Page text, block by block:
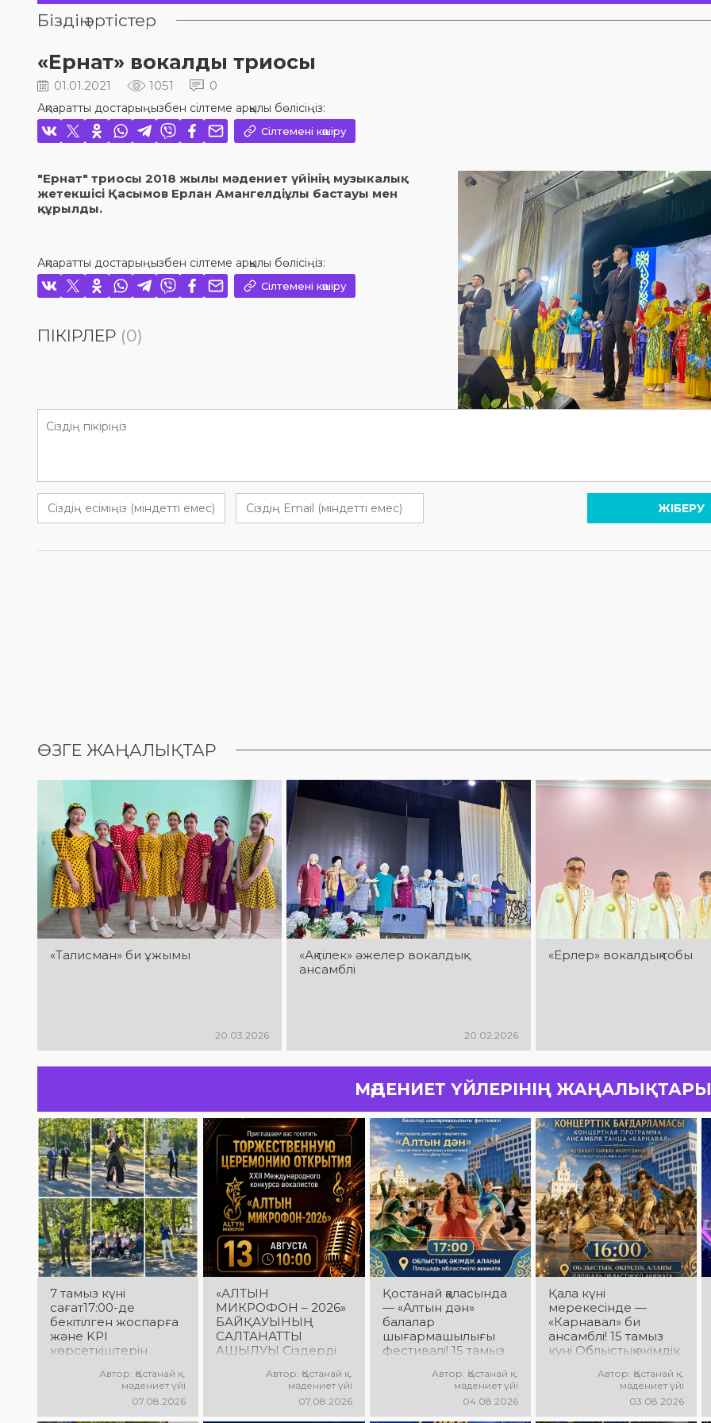
Біздің әртістер
«Ернат» вокалды триосы
01.01.2021 1051 0
Ақпаратты достарыңызбен сілтеме арқылы бөлісіңіз:
Сілтемені көшіру
"Ернат" триосы 2018 жылы мәдениет үйінің музыкалық
жетекшісі Қасымов Ерлан Амангелдіұлы бастауы мен
құрылды.
Ақпаратты достарыңызбен сілтеме арқылы бөлісіңіз:
Сілтемені көшіру
ПІКІРЛЕР (0)
ЖІБЕРУ
ӨЗГЕ ЖАҢАЛЫҚТАР
«Талисман» би ұжымы
20.03.2026
«Ақ тілек» әжелер вокалдық
ансамблі
20.02.2026
«Ерлер» вокалдық тобы
МӘДЕНИЕТ ҮЙЛЕРІНІҢ ЖАҢАЛЫҚТАРЫ
7 тамыз күні
сағат17:00-де
бекітілген жоспарға
және KPI
көрсеткіштерін
«Таза Қазақстан»
экологиялық
акциясына арналған
Автор: Қостанай қ.
мәдениет үйі
07.08.2026
«АЛТЫН
МИКРОФОН – 2026»
БАЙҚАУЫНЫҢ
САЛТАНАТТЫ
АШЫЛУЫ Сіздерді
«Алтын микрофон –
2026» XXII халықаралық
Автор: Қостанай қ.
мәдениет үйі
07.08.2026
Қостанай қаласында
— «Алтын дән»
балалар
шығармашылығы
фестивалі! 15 тамыз
алаңында «Даму
бала» жобасының
Автор: Қостанай қ.
мәдениет үйі
04.08.2026
Қала күні
мерекесінде —
«Карнавал» би
ансамблі! 15 тамыз
күні Облыстық әкімдік
«Карнавал» би
ансамблінің
Автор: Қостанай қ.
мәдениет үйі
03.08.2026